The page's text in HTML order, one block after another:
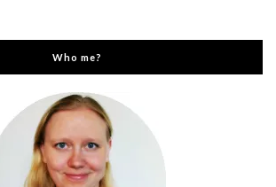
Who me?